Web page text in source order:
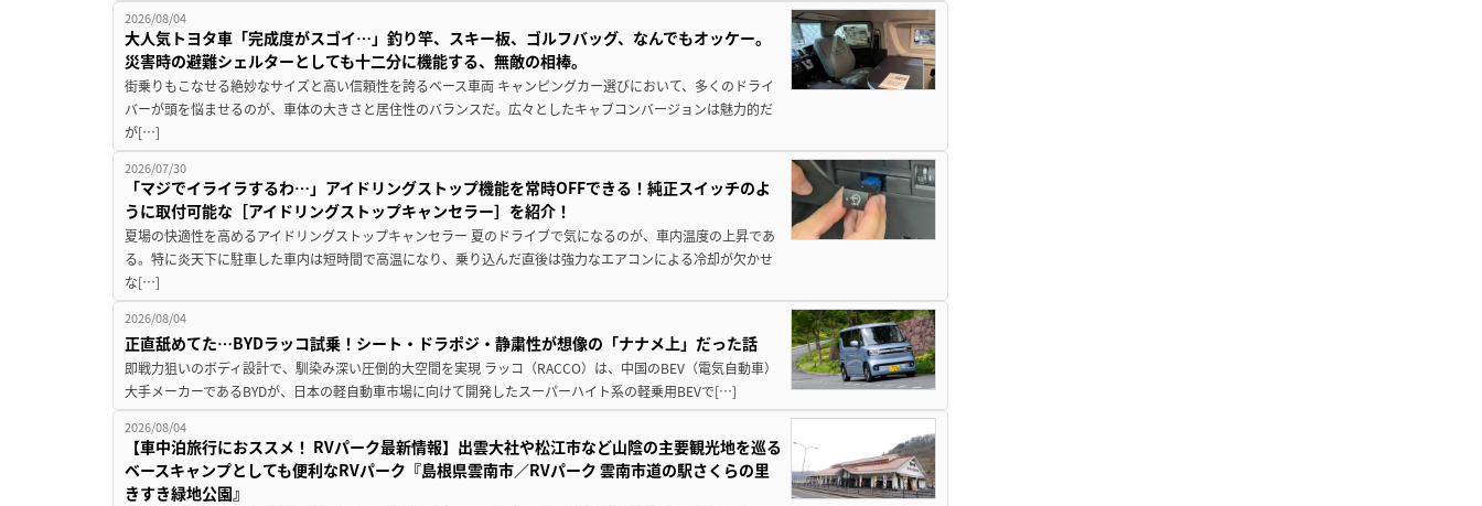
2026/08/04
大人気トヨタ車「完成度がスゴイ…」釣り竿、スキー板、ゴルフバッグ、なんでもオッケー。
災害時の避難シェルターとしても十二分に機能する、無敵の相棒。
街乗りもこなせる絶妙なサイズと高い信頼性を誇るベース車両 キャンピングカー選びにおいて、多くのドライ
バーが頭を悩ませるのが、車体の大きさと居住性のバランスだ。広々としたキャブコンバージョンは魅力的だ
が[…]
2026/07/30
「マジでイライラするわ…」アイドリングストップ機能を常時OFFできる！純正スイッチのよ
うに取付可能な［アイドリングストップキャンセラー］を紹介！
夏場の快適性を高めるアイドリングストップキャンセラー 夏のドライブで気になるのが、車内温度の上昇であ
る。特に炎天下に駐車した車内は短時間で高温になり、乗り込んだ直後は強力なエアコンによる冷却が欠かせ
な[…]
2026/08/04
正直舐めてた…BYDラッコ試乗！シート・ドラポジ・静粛性が想像の「ナナメ上」だった話
即戦力狙いのボディ設計で、馴染み深い圧倒的大空間を実現 ラッコ（RACCO）は、中国のBEV（電気自動車）
大手メーカーであるBYDが、日本の軽自動車市場に向けて開発したスーパーハイト系の軽乗用BEVで[…]
2026/08/04
【車中泊旅行におススメ！ RVパーク最新情報】出雲大社や松江市など山陰の主要観光地を巡る
ベースキャンプとしても便利なRVパーク『島根県雲南市／RVパーク 雲南市道の駅さくらの里
きすき緑地公園』